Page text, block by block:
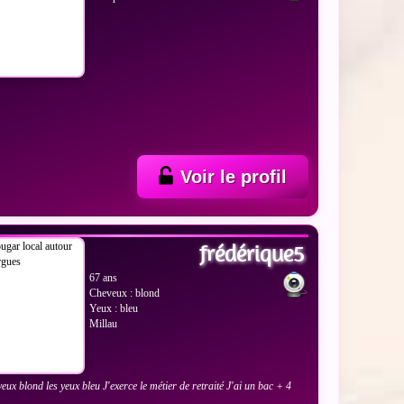
Voir le profil
frédérique5
67 ans
Cheveux : blond
Yeux : bleu
Millau
blond les yeux bleu J'exerce le métier de retraité J'ai un bac + 4